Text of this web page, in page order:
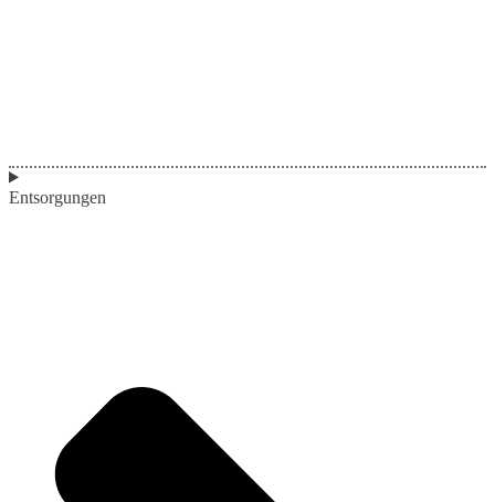
Entsorgungen